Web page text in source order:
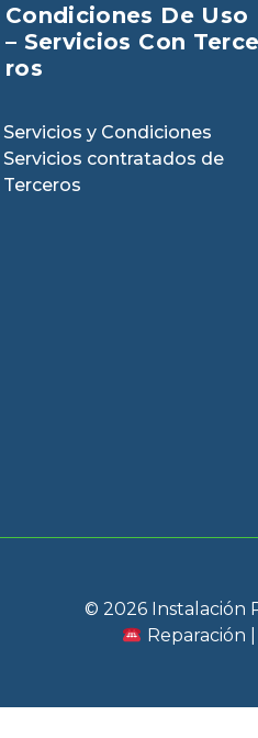
Condiciones De Uso
– Servicios Con Terce
Ros
Servicios y Condiciones
Servicios contratados de
Terceros
© 2026 Instalación
Reparación